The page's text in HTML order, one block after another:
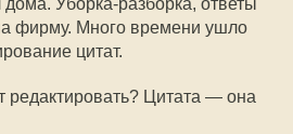
Уборка-разборка, ответы
фирму. Много времени ушло
цитат.
редактировать? Цитата — она